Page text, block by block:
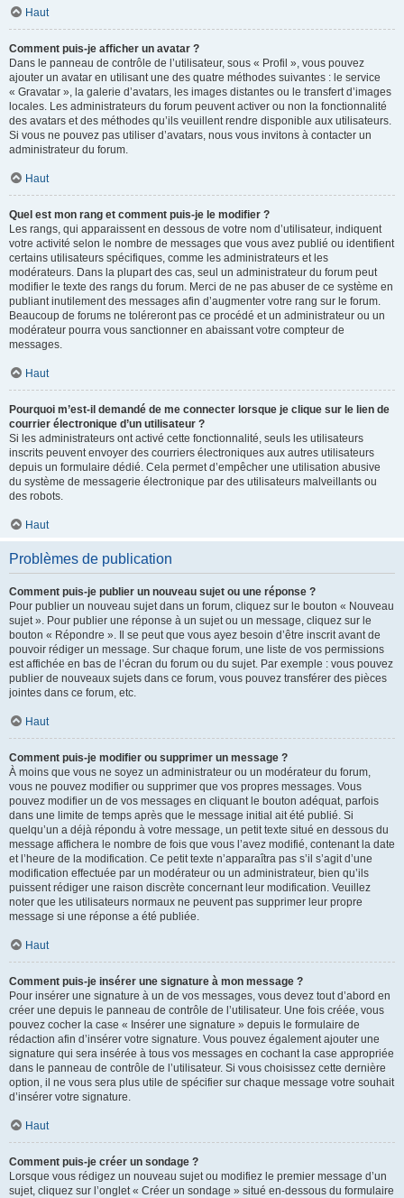
Haut
Comment puis-je afficher un avatar ?
Dans le panneau de contrôle de l’utilisateur, sous « Profil », vous pouvez
ajouter un avatar en utilisant une des quatre méthodes suivantes : le service
« Gravatar », la galerie d’avatars, les images distantes ou le transfert d’images
locales. Les administrateurs du forum peuvent activer ou non la fonctionnalité
des avatars et des méthodes qu’ils veuillent rendre disponible aux utilisateurs.
Si vous ne pouvez pas utiliser d’avatars, nous vous invitons à contacter un
administrateur du forum.
Haut
Quel est mon rang et comment puis-je le modifier ?
Les rangs, qui apparaissent en dessous de votre nom d’utilisateur, indiquent
votre activité selon le nombre de messages que vous avez publié ou identifient
certains utilisateurs spécifiques, comme les administrateurs et les
modérateurs. Dans la plupart des cas, seul un administrateur du forum peut
modifier le texte des rangs du forum. Merci de ne pas abuser de ce système en
publiant inutilement des messages afin d’augmenter votre rang sur le forum.
Beaucoup de forums ne toléreront pas ce procédé et un administrateur ou un
modérateur pourra vous sanctionner en abaissant votre compteur de
messages.
Haut
Pourquoi m’est-il demandé de me connecter lorsque je clique sur le lien de
courrier électronique d’un utilisateur ?
Si les administrateurs ont activé cette fonctionnalité, seuls les utilisateurs
inscrits peuvent envoyer des courriers électroniques aux autres utilisateurs
depuis un formulaire dédié. Cela permet d’empêcher une utilisation abusive
du système de messagerie électronique par des utilisateurs malveillants ou
des robots.
Haut
Problèmes de publication
Comment puis-je publier un nouveau sujet ou une réponse ?
Pour publier un nouveau sujet dans un forum, cliquez sur le bouton « Nouveau
sujet ». Pour publier une réponse à un sujet ou un message, cliquez sur le
bouton « Répondre ». Il se peut que vous ayez besoin d’être inscrit avant de
pouvoir rédiger un message. Sur chaque forum, une liste de vos permissions
est affichée en bas de l’écran du forum ou du sujet. Par exemple : vous pouvez
publier de nouveaux sujets dans ce forum, vous pouvez transférer des pièces
jointes dans ce forum, etc.
Haut
Comment puis-je modifier ou supprimer un message ?
À moins que vous ne soyez un administrateur ou un modérateur du forum,
vous ne pouvez modifier ou supprimer que vos propres messages. Vous
pouvez modifier un de vos messages en cliquant le bouton adéquat, parfois
dans une limite de temps après que le message initial ait été publié. Si
quelqu’un a déjà répondu à votre message, un petit texte situé en dessous du
message affichera le nombre de fois que vous l’avez modifié, contenant la date
et l’heure de la modification. Ce petit texte n’apparaîtra pas s’il s’agit d’une
modification effectuée par un modérateur ou un administrateur, bien qu’ils
puissent rédiger une raison discrète concernant leur modification. Veuillez
noter que les utilisateurs normaux ne peuvent pas supprimer leur propre
message si une réponse a été publiée.
Haut
Comment puis-je insérer une signature à mon message ?
Pour insérer une signature à un de vos messages, vous devez tout d’abord en
créer une depuis le panneau de contrôle de l’utilisateur. Une fois créée, vous
pouvez cocher la case « Insérer une signature » depuis le formulaire de
rédaction afin d’insérer votre signature. Vous pouvez également ajouter une
signature qui sera insérée à tous vos messages en cochant la case appropriée
dans le panneau de contrôle de l’utilisateur. Si vous choisissez cette dernière
option, il ne vous sera plus utile de spécifier sur chaque message votre souhait
d’insérer votre signature.
Haut
Comment puis-je créer un sondage ?
Lorsque vous rédigez un nouveau sujet ou modifiez le premier message d’un
sujet, cliquez sur l’onglet « Créer un sondage » situé en-dessous du formulaire